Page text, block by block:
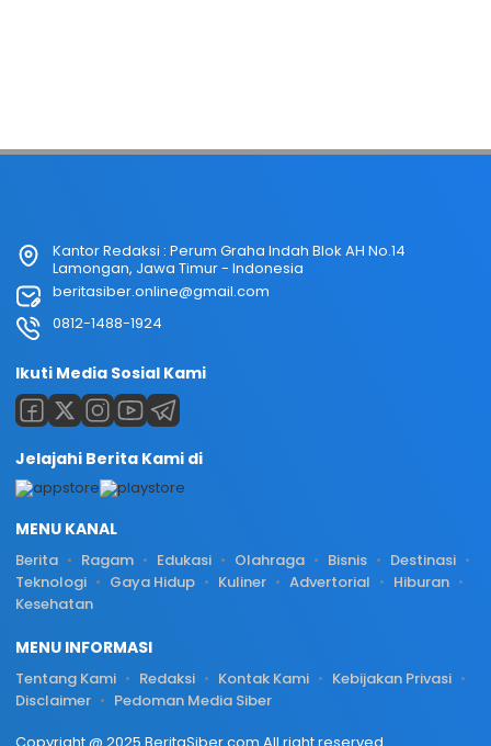
Kantor Redaksi : Perum Graha Indah Blok AH No.14
Lamongan, Jawa Timur - Indonesia
beritasiber.online@gmail.com
0812-1488-1924
Ikuti Media Sosial Kami
Jelajahi Berita Kami di
MENU KANAL
Berita Ragam Edukasi Olahraga Bisnis
Destinasi
Teknologi
Gaya Hidup Kuliner Advertorial
Hiburan
Kesehatan
MENU INFORMASI
Tentang Kami Redaksi Kontak Kami
Kebijakan Privasi
Disclaimer
Pedoman Media Siber
Copyright @ 2025 BeritaSiber.com All right reserved